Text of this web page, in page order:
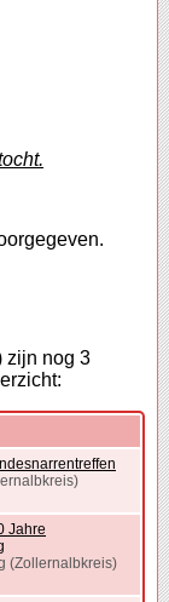
zijn nog 3
Jahre
(Zollernalbkreis)